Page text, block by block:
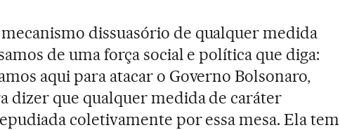
dissuasório de qualquer medida
de uma força social e política que diga:
aqui para atacar o Governo Bolsonaro,
dizer que qualquer medida de caráter
coletivamente por essa mesa. Ela tem